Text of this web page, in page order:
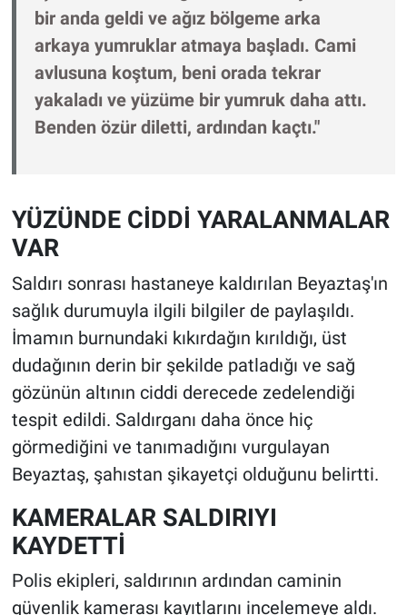
bir anda geldi ve ağız bölgeme arka
arkaya yumruklar atmaya başladı. Cami
avlusuna koştum, beni orada tekrar
yakaladı ve yüzüme bir yumruk daha attı.
Benden özür diletti, ardından kaçtı."
YÜZÜNDE CİDDİ YARALANMALAR
VAR
Saldırı sonrası hastaneye kaldırılan Beyaztaş'ın
sağlık durumuyla ilgili bilgiler de paylaşıldı.
İmamın burnundaki kıkırdağın kırıldığı, üst
dudağının derin bir şekilde patladığı ve sağ
gözünün altının ciddi derecede zedelendiği
tespit edildi. Saldırganı daha önce hiç
görmediğini ve tanımadığını vurgulayan
Beyaztaş, şahıstan şikayetçi olduğunu belirtti.
KAMERALAR SALDIRIYI
KAYDETTİ
Polis ekipleri, saldırının ardından caminin
güvenlik kamerası kayıtlarını incelemeye aldı.